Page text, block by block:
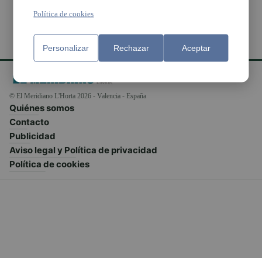
© El Meridiano L'Horta 2026 - Valencia - España
Quiénes somos
Contacto
Publicidad
Aviso legal y Política de privacidad
Política de cookies
Política de cookies
Personalizar Rechazar Aceptar